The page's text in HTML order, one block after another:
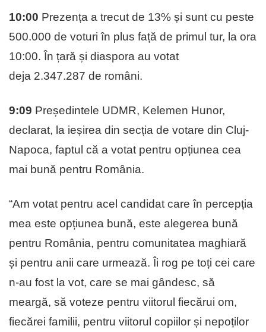
10:00 Prezența a trecut de 13% și sunt cu peste
500.000 de voturi în plus față de primul tur, la ora
10:00. În țară și diaspora au votat
deja 2.347.287 de români.
9:09 Președintele UDMR, Kelemen Hunor,
declarat, la ieșirea din secția de votare din Cluj-
Napoca, faptul că a votat pentru opțiunea cea
mai bună pentru România.
“Am votat pentru acel candidat care în percepția
mea este opțiunea bună, este alegerea bună
pentru România, pentru comunitatea maghiară
și pentru anii care urmează. Îi rog pe toți cei care
n-au fost la vot, care se mai gândesc, să
meargă, să voteze pentru viitorul fiecărui om,
fiecărei familii, pentru viitorul copiilor și nepoților